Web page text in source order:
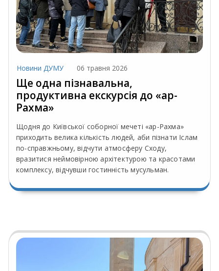
Новини ДУМУ 06 травня 2026
Ще одна пізнавальна,
продуктивна екскурсія до «ар-
Рахма»
Щодня до Київської соборної мечеті «ар-Рахма»
приходить велика кількість людей, аби пізнати Іслам
по-справжньому, відчути атмосферу Сходу,
вразитися неймовірною архітектурою та красотами
комплексу, відчувши гостинність мусульман.